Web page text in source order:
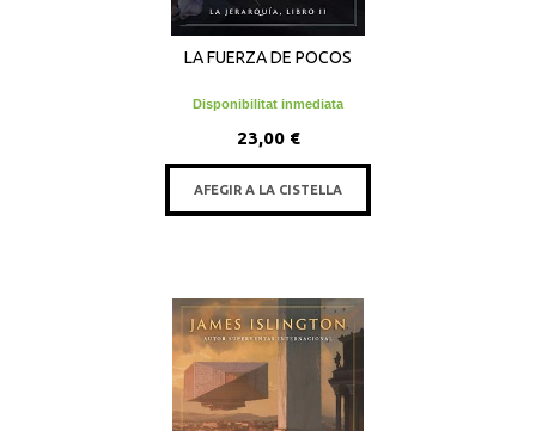
LA FUERZA DE POCOS
Disponibilitat inmediata
23,00 €
AFEGIR A LA CISTELLA